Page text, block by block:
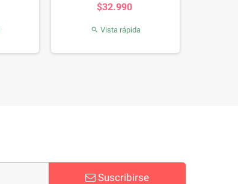
$32.990
 Vista rápida
Suscribirse